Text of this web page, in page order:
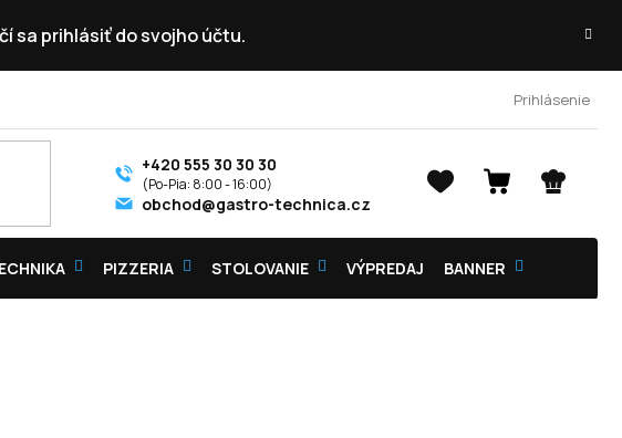
sa prihlásiť do svojho účtu.
Prihlásenie
NÁKUPNÝ
+420 555 30 30 30
obchod@gastro-technica.cz
PIZZERIA STOLOVANIE VÝPREDAJ BANNER